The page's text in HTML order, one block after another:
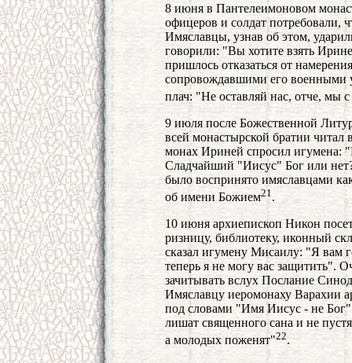
8 июня в Пантелеимоновом
офицеров и солдат
Имяславцы, узнав об этом,
говорили: "Вы хотите взять
пришлось отказаться от
сопровождавшими его военными
плач: "Не оставляй нас, отче, мы
9 июля после Божественной
всей монастырской братии
монах Ириней спросил игумена:
Сладчайший "Иисус" Бог или
было воспринято имяславцами
об имени Божием21.
10 июня архиепископ Никон
ризницу, библиотеку, иконный
сказал игумену Мисаилу: "Я вам
теперь я не могу вас защитить".
зачитывать вслух Послание
Имяславцу иеромонаху Варахии
под словами "Имя Иисус - не
лишат священного сана и не
а молодых поженят"22.